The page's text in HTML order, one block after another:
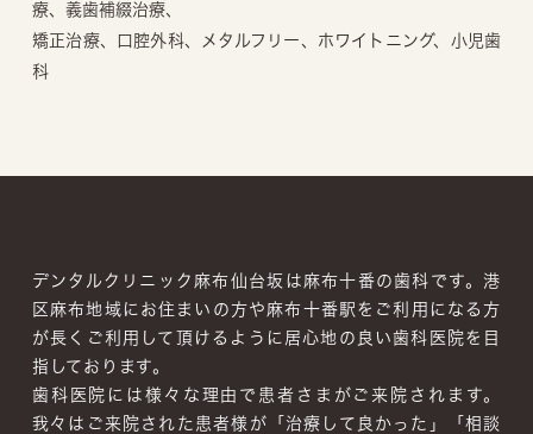
療、義歯補綴治療、
矯正治療、口腔外科、メタルフリー、ホワイトニング、小児歯
科
デンタルクリニック麻布仙台坂は麻布十番の歯科です。港
区麻布地域にお住まいの方や麻布十番駅をご利用になる方
が長くご利用して頂けるように居心地の良い歯科医院を目
指しております。
歯科医院には様々な理由で患者さまがご来院されます。
我々はご来院された患者様が「治療して良かった」「相談